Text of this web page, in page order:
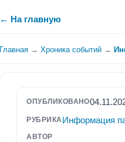
← На главную
Главная → Хроника событий →
ОПУБЛИКОВАНО
РУБРИКАИнформация
АВТОР